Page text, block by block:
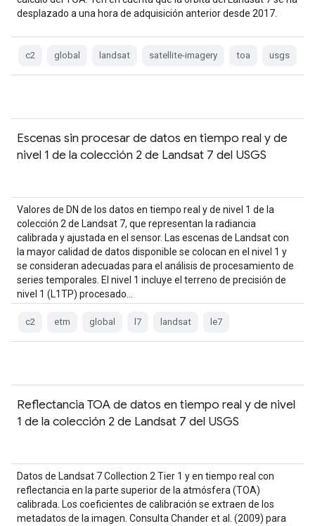
desplazado a una hora de adquisición anterior desde 2017.
c2 global landsat satellite-imagery toa usgs
Escenas sin procesar de datos en tiempo real y de
nivel 1 de la colección 2 de Landsat 7 del USGS
Valores de DN de los datos en tiempo real y de nivel 1 de la
colección 2 de Landsat 7, que representan la radiancia
calibrada y ajustada en el sensor. Las escenas de Landsat con
la mayor calidad de datos disponible se colocan en el nivel 1 y
se consideran adecuadas para el análisis de procesamiento de
series temporales. El nivel 1 incluye el terreno de precisión de
nivel 1 (L1TP) procesado…
c2 etm global l7 landsat le7
Reflectancia TOA de datos en tiempo real y de nivel
1 de la colección 2 de Landsat 7 del USGS
Datos de Landsat 7 Collection 2 Tier 1 y en tiempo real con
reflectancia en la parte superior de la atmósfera (TOA)
calibrada. Los coeficientes de calibración se extraen de los
metadatos de la imagen. Consulta Chander et al. (2009) para